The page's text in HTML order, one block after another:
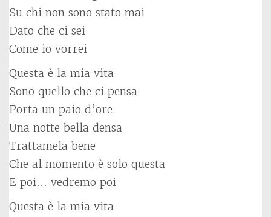
Su chi non sono stato mai
Dato che ci sei
Come io vorrei
Questa è la mia vita
Sono quello che ci pensa
Porta un paio d’ore
Una notte bella densa
Trattamela bene
Che al momento è solo questa
E poi… vedremo poi
Questa è la mia vita